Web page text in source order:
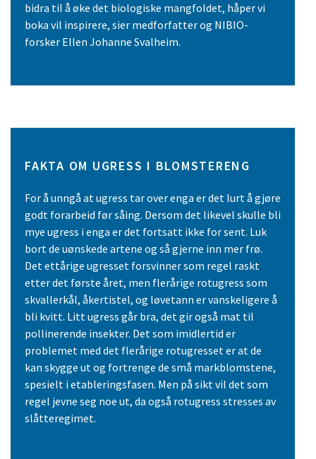
bidra til å øke det biologiske mangfoldet, håper vi
boka vil inspirere, sier medforfatter og NIBIO-
forsker Ellen Johanne Svalheim.
FAKTA OM UGRESS I BLOMSTERENG
For å unngå at ugress tar over enga er det lurt å gjøre
godt forarbeid før såing. Dersom det likevel skulle bli
mye ugress i enga er det fortsatt ikke for sent. Luk
bort de uønskede artene og så gjerne inn mer frø.
Det ettårige ugresset forsvinner som regel raskt
etter det første året, men flerårige rotugress som
skvallerkål, åkertistel, og løvetann er vanskeligere å
bli kvitt. Litt ugress går bra, det gir også mat til
pollinerende insekter. Det som imidlertid er
problemet med det flerårige rotugresset er at de
kan skygge ut og fortrenge de små markblomstene,
spesielt i etableringsfasen. Men på sikt vil det som
regel jevne seg noe ut, da også rotugress stresses av
slåtteregimet.